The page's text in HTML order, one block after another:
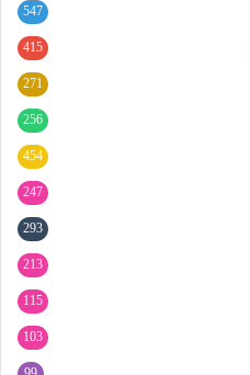
547
415
271
256
454
247
293
213
115
103